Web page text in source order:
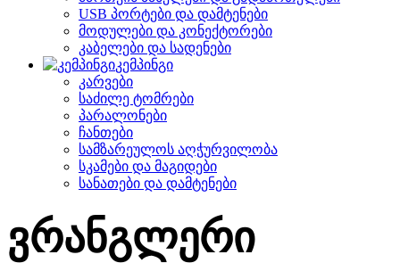
USB პორტები და დამტენები
მოდულები და კონექტორები
კაბელები და სადენები
კემპინგი
კარვები
საძილე ტომრები
პარალონები
ჩანთები
სამზარეულოს აღჭურვილობა
სკამები და მაგიდები
სანათები და დამტენები
ვრანგლერი